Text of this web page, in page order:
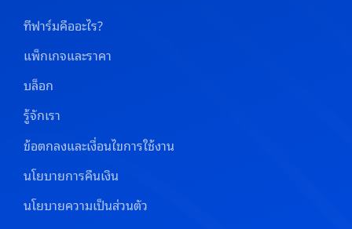
ทีฟาร์มคืออะไร?
แพ็กเกจและราคา
บล็อก
รู้จักเรา
ข้อตกลงและเงื่อนไขการใช้งาน
นโยบายการคืนเงิน
นโยบายความเป็นส่วนตัว